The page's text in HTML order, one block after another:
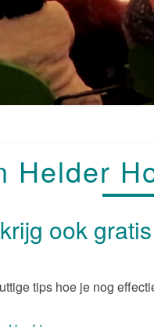
Helder
ook
tips hoe je nog